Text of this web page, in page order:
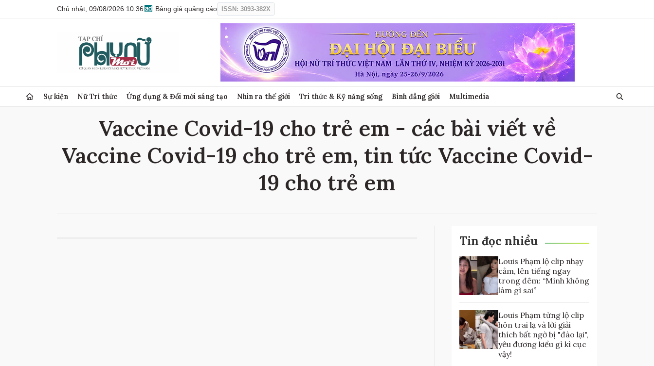
Chủ nhật, 09/08/2026 10:36 Bảng giá quảng cáo ISSN: 3093-382X
Sự kiện Nữ Trí thức Ứng dụng & Đổi mới sáng tạo Nhìn ra thế giới Tri thức & Kỹ năng sống Bình đẳng giới Multimedia
Vaccine Covid-19 cho trẻ em - các bài viết về
Vaccine Covid-19 cho trẻ em, tin tức Vaccine Covid-
19 cho trẻ em
Tin đọc nhiều
Louis Phạm lộ clip nhạy
cảm, lên tiếng ngay
trong đêm: “Mình không
làm gì sai”
Louis Phạm từng lộ clip
hôn trai lạ và lời giải
thích bất ngờ bị "đào lại",
yêu đương kiểu gì kì cục
vậy!